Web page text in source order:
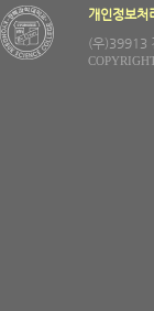
개인정보처
(우)39913